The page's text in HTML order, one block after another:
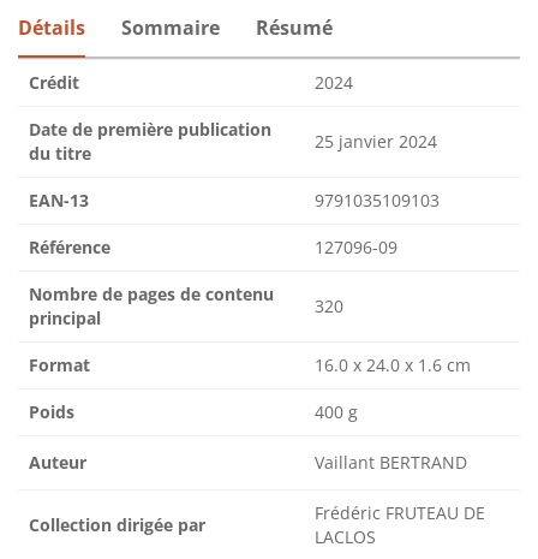
Détails Sommaire Résumé
Crédit 2024
Date de première publication
du titre
25 janvier 2024
EAN-13 9791035109103
Référence 127096-09
Nombre de pages de contenu
principal
320
Format 16.0 x 24.0 x 1.6 cm
Poids 400 g
Auteur Vaillant BERTRAND
Collection dirigée par
Frédéric FRUTEAU DE
LACLOS